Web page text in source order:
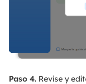
Paso 4.Revise y